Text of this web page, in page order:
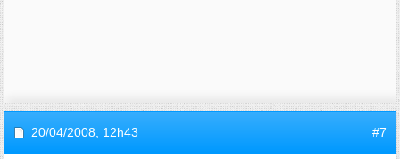
20/04/2008, 12h43 #7